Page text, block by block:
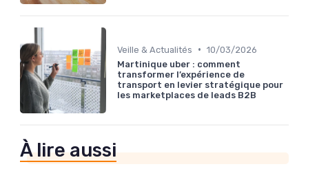
Veille & Actualités • 10/03/2026
Martinique uber : comment
transformer l’expérience de
transport en levier stratégique pour
les marketplaces de leads B2B
À lire aussi